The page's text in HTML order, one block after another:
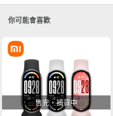
你可能會喜歡
售完，補貨中